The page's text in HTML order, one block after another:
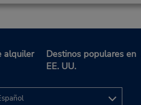
alquiler
Destinos populares en
EE. UU.